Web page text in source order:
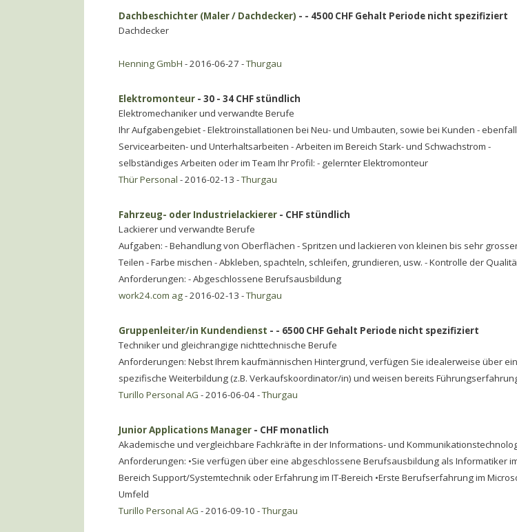
Dachbeschichter (Maler / Dachdecker) - - 4500 CHF Gehalt Periode nicht spezifiziert
Dachdecker
Henning GmbH - 2016-06-27 -Thurgau
Elektromonteur - 30 - 34 CHF stündlich
Elektromechaniker und verwandte Berufe
Ihr Aufgabengebiet - Elektroinstallationen bei Neu- und Umbauten, sowie bei Kunden -
Servicearbeiten- und Unterhaltsarbeiten - Arbeiten im Bereich Stark- und Schwachstrom -
selbständiges Arbeiten oder im Team Ihr Profil: - gelernter Elektromonteur
Thür Personal - 2016-02-13 -Thurgau
Fahrzeug- oder Industrielackierer - CHF stündlich
Lackierer und verwandte Berufe
Aufgaben: - Behandlung von Oberflächen - Spritzen und lackieren von kleinen bis sehr
Teilen - Farbe mischen - Abkleben, spachteln, schleifen, grundieren, usw. - Kontrolle der
Anforderungen: - Abgeschlossene Berufsausbildung
work24.com ag- 2016-02-13 -Thurgau
Gruppenleiter/in Kundendienst - - 6500 CHF Gehalt Periode nicht spezifiziert
Techniker und gleichrangige nichttechnische Berufe
Anforderungen: Nebst Ihrem kaufmännischen Hintergrund, verfügen Sie idealerweise über
spezifische Weiterbildung (z.B. Verkaufskoordinator/in) und weisen bereits
Turillo Personal AG - 2016-06-04 -Thurgau
Junior Applications Manager - CHF monatlich
Akademische und vergleichbare Fachkräfte in der Informations- und
Anforderungen: •Sie verfügen über eine abgeschlossene Berufsausbildung als Informatiker
Bereich Support/Systemtechnik oder Erfahrung im IT-Bereich •Erste Berufserfahrung im
Umfeld
Turillo Personal AG - 2016-09-10 -Thurgau